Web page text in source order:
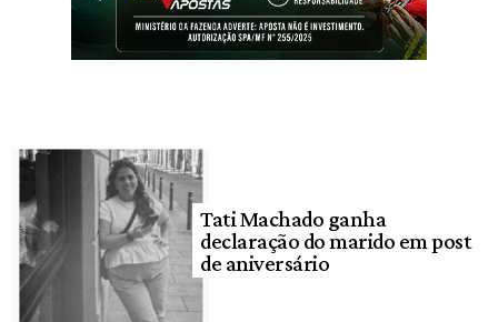
Tati Machado ganha
declaração do marido em post
de aniversário